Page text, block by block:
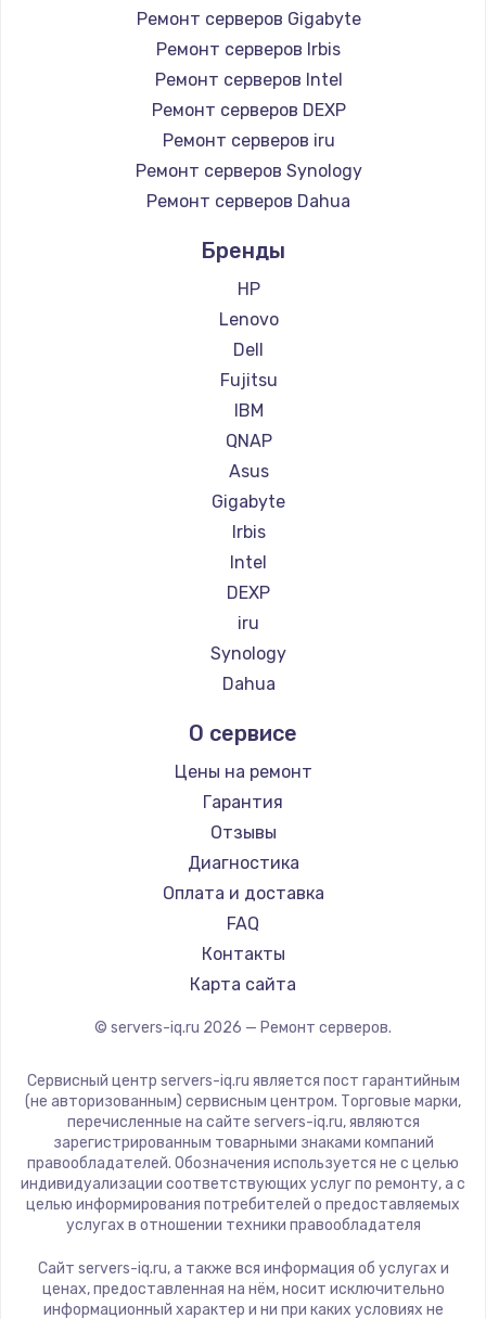
Замена контроллера питания
1490 руб.
Заказать
Замена тачпада
1745 руб.
Заказать
890 руб.
Заказать
1760 руб.
Заказать
Ремонт серверов Gigabyte
Ремонт серверов Irbis
Ремонт серверов Intel
Ремонт серверов DEXP
Ремонт серверов iru
Ремонт серверов Synology
Ремонт серверов Dahua
Бренды
HP
Lenovo
Dell
Fujitsu
IBM
QNAP
Asus
Gigabyte
Irbis
Intel
DEXP
iru
Synology
Dahua
О сервисе
Цены на ремонт
Гарантия
Отзывы
Диагностика
Оплата и доставка
FAQ
Контакты
Карта сайта
© servers-iq.ru 2026 — Ремонт серверов.
Сервисный центр servers-iq.ru является пост гарантийным
(не авторизованным) сервисным центром. Торговые марки,
перечисленные на сайте servers-iq.ru, являются
зарегистрированным товарными знаками компаний
правообладателей. Обозначения используется не с целью
индивидуализации соответствующих услуг по ремонту, а с
целью информирования потребителей о предоставляемых
услугах в отношении техники правообладателя
Сайт servers-iq.ru, а также вся информация об услугах и
ценах, предоставленная на нём, носит исключительно
информационный характер и ни при каких условиях не